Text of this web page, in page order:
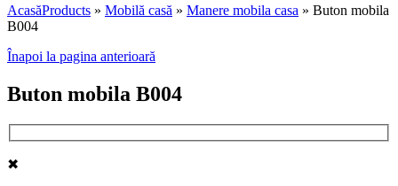
AcasăProducts » Mobilă casă » Manere mobila casa » Buton mobila
B004
Înapoi la pagina anterioară
Buton mobila B004
✖